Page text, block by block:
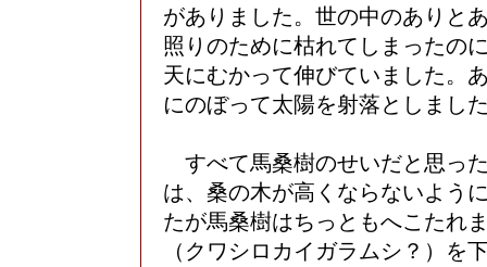
がありました。世の中のありと
照りのために枯れてしまったの
天にむかって伸びていました。
にのぼって太陽を射落としまし
すべて馬桑樹のせいだと思っ
は、桑の木が高くならないよう
たが馬桑樹はちっともへこたれ
（クワシロカイガラムシ？）を